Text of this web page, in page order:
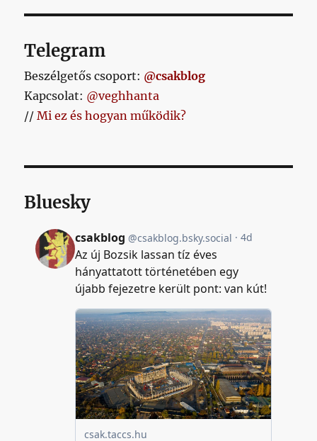
Telegram
Beszélgetős csoport: @csakblog
Kapcsolat: @veghhanta
//Mi ez és hogyan működik?
Bluesky